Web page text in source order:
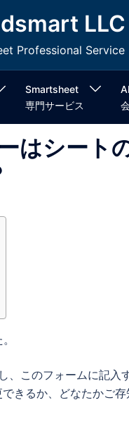
LLC
Professional Service
Smartsheet
専門サービス
はシート
、このフォームに記入
きるか、どなたかご存